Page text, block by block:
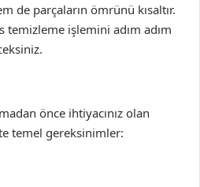
de parçaların ömrünü kısaltır.
temizleme işlemini adım adım
önce ihtiyacınız olan
temel gereksinimler: